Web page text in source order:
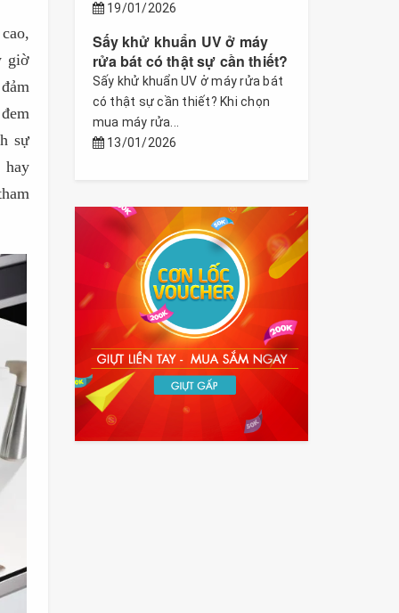
giờ
sự
hay
19/01/2026
Sấy khử khuẩn UV ở máy
rửa bát có thật sự cần thiết?
Sấy khử khuẩn UV ở máy rửa bát
có thật sự cần thiết? Khi chọn
mua máy rửa...
13/01/2026